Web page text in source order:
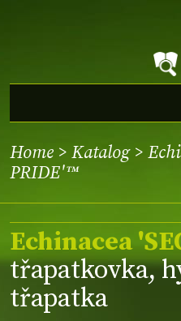
Home > Katalog>
PRIDE'™
Echinacea
třapatkovka,
třapatka